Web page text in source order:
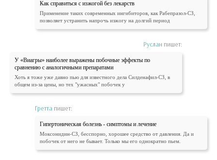
Как справиться с изжогой без лекарств
Применение таких современных ингибиторов, как Рабепразол-СЗ,
позволяет устранить напрочь изжогу на долгий период
Руслан пишет:
У «Виагры» наиболее выражены побочные эффекты по
сравнению с аналогичными препаратами
Хоть я тоже уже давно пью для известного дела Силденафил-СЗ, в
общем из-за цены, но тех "ужасных" побочек у
Гретта пишет:
Гипертоническая болезнь - симптомы и лечение
Моксонидин-СЗ, бесспорно, хорошее средство от давления. Да и
побочек от него не бывает. Только мы его однократно пьем.